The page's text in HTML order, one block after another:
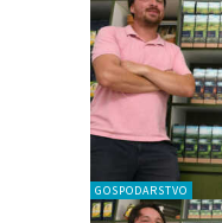
GOSPODARSTVO